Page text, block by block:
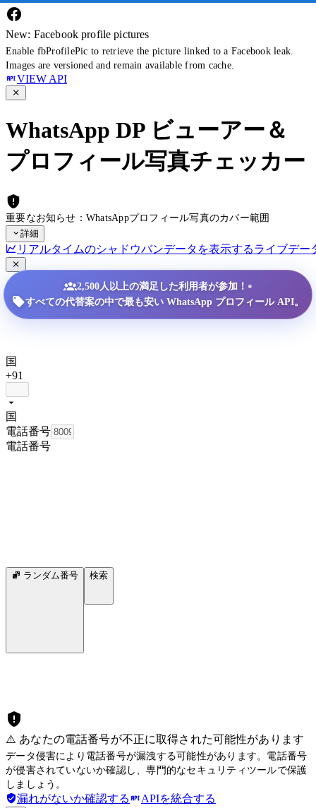
New: Facebook profile pictures
Enable fbProfilePic to retrieve the picture linked to a Facebook leak.
Images are versioned and remain available from cache.
VIEW API
WhatsApp DP ビューアー＆
プロフィール写真チェッカー
重要なお知らせ：WhatsAppプロフィール写真のカバー範囲
詳細
リアルタイムのシャドウバンデータを表示するライブデー
2,500人以上の満足した利用者が参加！ •
すべての代替案の中で最も安い WhatsApp プロフィール API。
国
+91
国
電話番号
電話番号
ランダム番号 検索
⚠️ あなたの電話番号が不正に取得された可能性があります
データ侵害により電話番号が漏洩する可能性があります。電話番号
が侵害されていないか確認し、専門的なセキュリティツールで保護
しましょう。
漏れがないか確認する APIを統合する